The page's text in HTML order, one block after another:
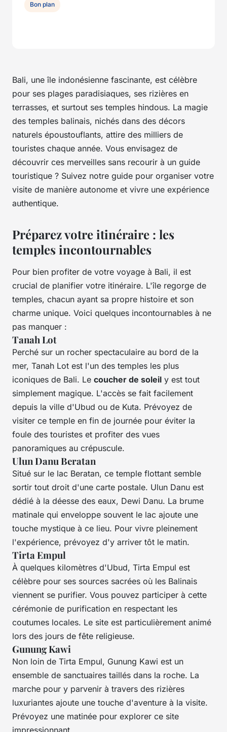
Bali, une île indonésienne fascinante, est célèbre
pour ses plages paradisiaques, ses rizières en
terrasses, et surtout ses temples hindous. La magie
des temples balinais, nichés dans des décors
naturels époustouflants, attire des milliers de
touristes chaque année. Vous envisagez de
découvrir ces merveilles sans recourir à un guide
touristique ? Suivez notre guide pour organiser votre
visite de manière autonome et vivre une expérience
authentique.
Préparez votre itinéraire : les
temples incontournables
Pour bien profiter de votre voyage à Bali, il est
crucial de planifier votre itinéraire. L'île regorge de
temples, chacun ayant sa propre histoire et son
charme unique. Voici quelques incontournables à ne
pas manquer :
Tanah Lot
Perché sur un rocher spectaculaire au bord de la
mer, Tanah Lot est l'un des temples les plus
iconiques de Bali. Le coucher de soleil y est tout
simplement magique. L'accès se fait facilement
depuis la ville d'Ubud ou de Kuta. Prévoyez de
visiter ce temple en fin de journée pour éviter la
foule des touristes et profiter des vues
panoramiques au crépuscule.
Ulun Danu Beratan
Situé sur le lac Beratan, ce temple flottant semble
sortir tout droit d'une carte postale. Ulun Danu est
dédié à la déesse des eaux, Dewi Danu. La brume
matinale qui enveloppe souvent le lac ajoute une
touche mystique à ce lieu. Pour vivre pleinement
l'expérience, prévoyez d'y arriver tôt le matin.
Tirta Empul
À quelques kilomètres d'Ubud, Tirta Empul est
célèbre pour ses sources sacrées où les Balinais
viennent se purifier. Vous pouvez participer à cette
cérémonie de purification en respectant les
coutumes locales. Le site est particulièrement animé
lors des jours de fête religieuse.
Gunung Kawi
Non loin de Tirta Empul, Gunung Kawi est un
ensemble de sanctuaires taillés dans la roche. La
marche pour y parvenir à travers des rizières
luxuriantes ajoute une touche d'aventure à la visite.
Prévoyez une matinée pour explorer ce site
Bon plan